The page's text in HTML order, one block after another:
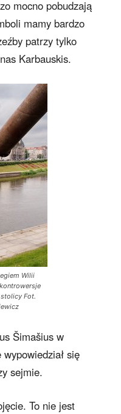
mocno pobudzają
mamy bardzo
patrzy tylko
Karbauskis.
Wilii
Fot.
Šimašius w
się
sejmie.
To nie jest